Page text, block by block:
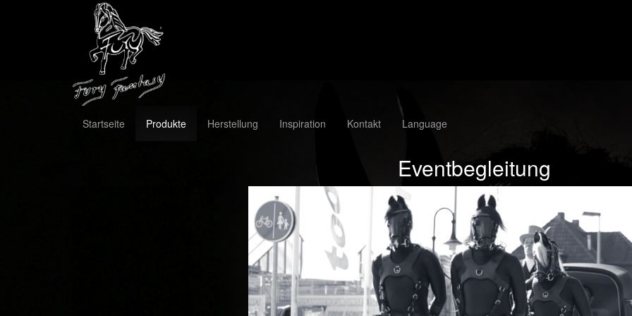
Startseite Produkte Herstellung Inspiration Kontakt Language
Eventbegleitung